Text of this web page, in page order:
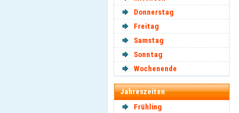
Donnerstag
Freitag
Samstag
Sonntag
Wochenende
Jahreszeiten
Frühling